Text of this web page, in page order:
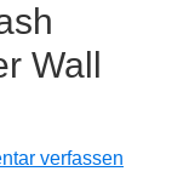
Wall
verfassen